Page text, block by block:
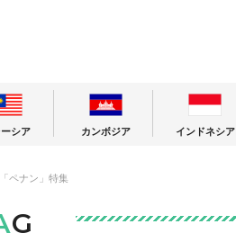
シア カンボジア インドネシア
ペナン」特集
G